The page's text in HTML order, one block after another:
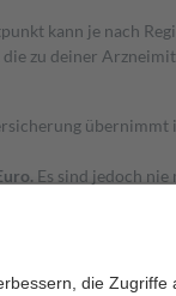
kann je nach
zu deiner
Es sind jedoch
Zuzahlungen an bei: